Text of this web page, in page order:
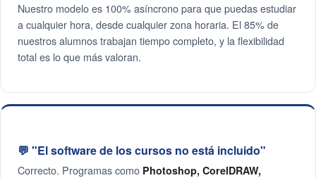
Nuestro modelo es 100% asíncrono para que puedas estudiar
a cualquier hora, desde cualquier zona horaria. El 85% de
nuestros alumnos trabajan tiempo completo, y la flexibilidad
total es lo que más valoran.
💬 "El software de los cursos no está incluido"
Correcto. Programas como Photoshop, CorelDRAW,